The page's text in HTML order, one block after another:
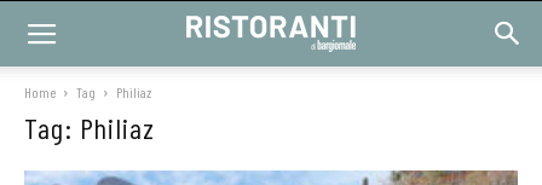
Home Tag Philiaz
Tag: Philiaz